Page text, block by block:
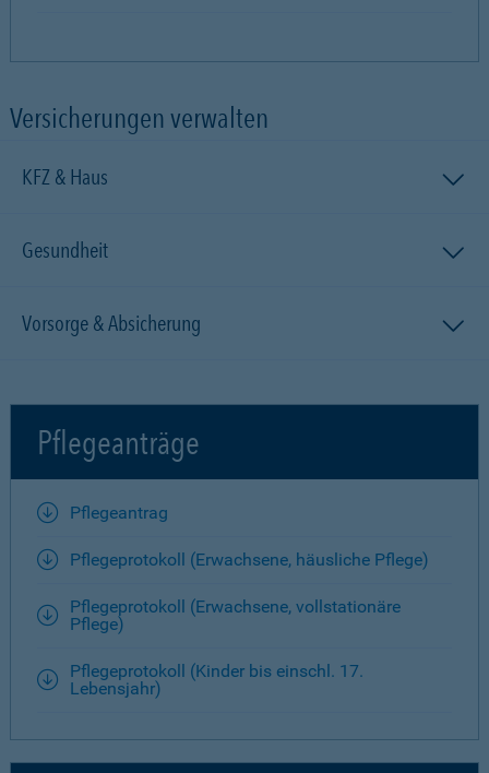
Versicherungen verwalten
KFZ & Haus
Gesundheit
Vorsorge & Absicherung
Pflegeanträge
Pflegeantrag
Pflegeprotokoll (Erwachsene, häusliche Pflege)
Pflegeprotokoll (Erwachsene, vollstationäre
Pflege)
Pflegeprotokoll (Kinder bis einschl. 17.
Lebensjahr)